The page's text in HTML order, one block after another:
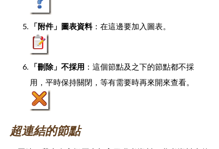
「附件」圖表資料：在這邊要加入圖表。
「刪除」不採用 ：這個節點及之下的節點都不採
用，平時保持關閉，等有需要時再來開來查看。
超連結的節點